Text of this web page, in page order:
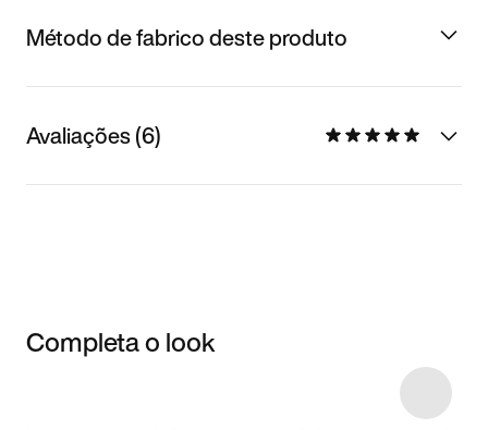
Método de fabrico deste produto
Avaliações (6)
Completa o look